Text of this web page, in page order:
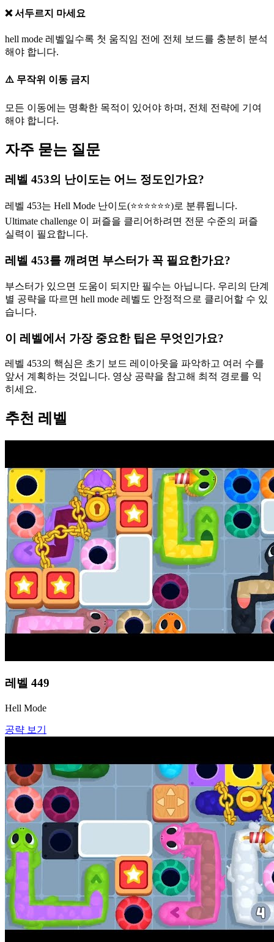
❌ 서두르지 마세요
hell mode 레벨일수록 첫 움직임 전에 전체 보드를 충분히 분석
해야 합니다.
⚠️ 무작위 이동 금지
모든 이동에는 명확한 목적이 있어야 하며, 전체 전략에 기여
해야 합니다.
자주 묻는 질문
레벨 453의 난이도는 어느 정도인가요?
레벨 453는 Hell Mode 난이도(⭐⭐⭐⭐⭐⭐)로 분류됩니다.
Ultimate challenge 이 퍼즐을 클리어하려면 전문 수준의 퍼즐
실력이 필요합니다.
레벨 453를 깨려면 부스터가 꼭 필요한가요?
부스터가 있으면 도움이 되지만 필수는 아닙니다. 우리의 단계
별 공략을 따르면 hell mode 레벨도 안정적으로 클리어할 수 있
습니다.
이 레벨에서 가장 중요한 팁은 무엇인가요?
레벨 453의 핵심은 초기 보드 레이아웃을 파악하고 여러 수를
앞서 계획하는 것입니다. 영상 공략을 참고해 최적 경로를 익
히세요.
추천 레벨
레벨 449
Hell Mode
공략 보기